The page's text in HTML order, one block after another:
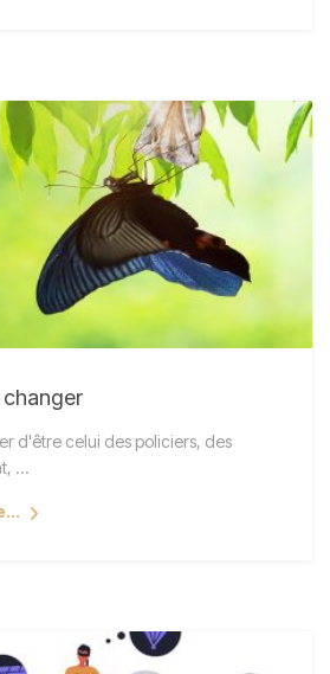
d'être celui des policiers, des
...